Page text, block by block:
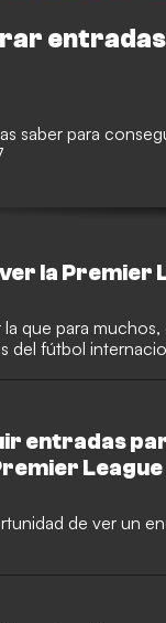
saber para
ver la Premier
que para muchos,
del fútbol
entradas
League
de ver un